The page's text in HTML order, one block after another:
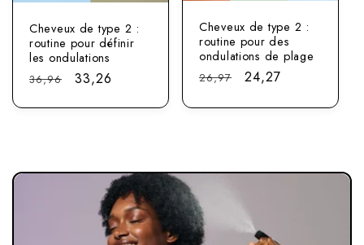
Cheveux de type 2 :
routine pour définir
les ondulations
Prix
36,96
Prix
33,26
Cheveux de type 2 :
routine pour des
ondulations de plage
Prix
26,97
Prix
24,27